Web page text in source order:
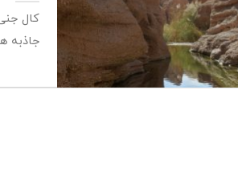
کال
جاذبه